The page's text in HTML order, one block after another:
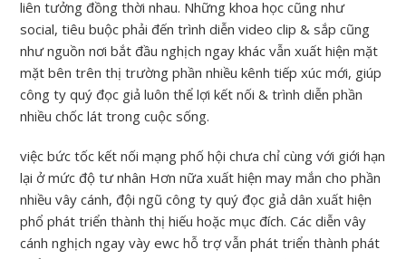
liên tưởng đồng thời nhau. Những khoa học cũng như
social, tiêu buộc phải đến trình diễn video clip & sắp cũng
như nguồn nơi bắt đầu nghịch ngay khác vẫn xuất hiện mặt
mặt bên trên thị trường phần nhiều kênh tiếp xúc mới, giúp
công ty quý đọc giả luôn thể lợi kết nối & trình diễn phần
nhiều chốc lát trong cuộc sống.
việc bức tốc kết nối mạng phố hội chưa chỉ cùng với giới hạn
lại ở mức độ tư nhân Hơn nữa xuất hiện may mắn cho phần
nhiều vây cánh, đội ngũ công ty quý đọc giả dân xuất hiện
phổ phát triển thành thị hiếu hoặc mục đích. Các diễn vây
cánh nghịch ngay vày ewc hỗ trợ vẫn phát triển thành phát